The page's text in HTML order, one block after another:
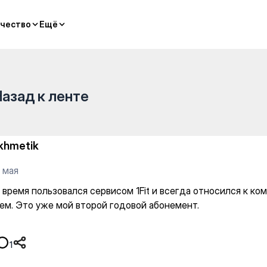
Ещё
Ещё 1Fit и всегда
к ленте
мая
пользовался сервисом 1Fit и всегда относился к
Это уже мой второй годовой абонемент.
1